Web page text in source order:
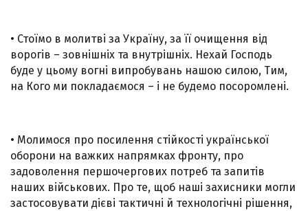
• Стоїмо в молитві за Україну, за її очищення від
ворогів – зовнішніх та внутрішніх. Нехай Господь
буде у цьому вогні випробувань нашою силою, Тим,
на Кого ми покладаємося – і не будемо посоромлені.
• Молимося про посилення стійкості української
оборони на важких напрямках фронту, про
задоволення першочергових потреб та запитів
наших військових. Про те, щоб наші захисники могли
застосовувати дієві тактичні й технологічні рішення,